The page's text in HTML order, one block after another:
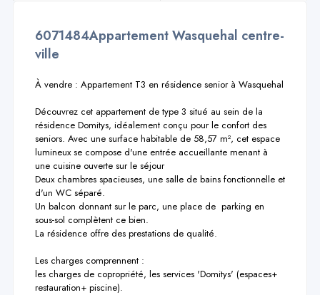
6071484Appartement Wasquehal centre-
ville
À vendre : Appartement T3 en résidence senior à Wasquehal
Découvrez cet appartement de type 3 situé au sein de la
résidence Domitys, idéalement conçu pour le confort des
seniors. Avec une surface habitable de 58,57 m², cet espace
lumineux se compose d'une entrée accueillante menant à
une cuisine ouverte sur le séjour
Deux chambres spacieuses, une salle de bains fonctionnelle et
d'un WC séparé.
Un balcon donnant sur le parc, une place de  parking en
sous-sol complètent ce bien.
La résidence offre des prestations de qualité.
Les charges comprennent :
les charges de copropriété, les services 'Domitys' (espaces+
restauration+ piscine).